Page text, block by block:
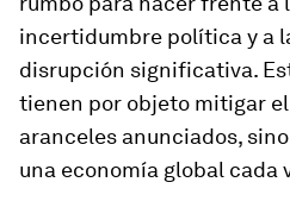
incertidumbre política y a
disrupción significativa.
tienen por objeto mitigar
aranceles anunciados,
una economía global cada